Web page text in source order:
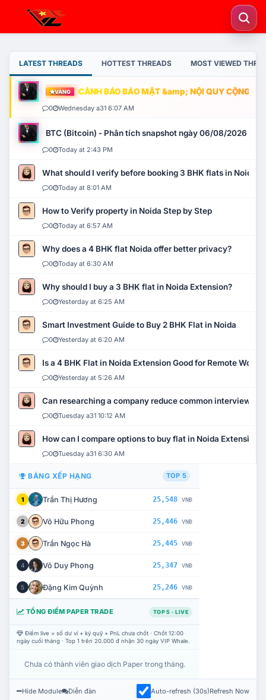
LATEST THREADS HOTTEST THREADS MOST VIEWED
VÀNG CẢNH BÁO BẢO MẬT &amp; NỘI QUY CỘNG
0 Wednesday a31 6:07 AM
BTC (Bitcoin) - Phân tích snapshot ngày 06/08/2026
0 Today at 2:43 PM
What should I verify before booking 3 BHK flats in Noida?
0 Today at 8:01 AM
How to Verify property in Noida Step by Step
0 Today at 6:57 AM
Why does a 4 BHK flat Noida offer better privacy?
0 Today at 6:30 AM
Why should I buy a 3 BHK flat in Noida Extension?
0 Yesterday at 6:25 AM
Smart Investment Guide to Buy 2 BHK Flat in Noida
0 Yesterday at 6:20 AM
Is a 4 BHK Flat in Noida Extension Good for Remote Work?
0 Yesterday at 5:26 AM
Can researching a company reduce common interview
0 Tuesday a31 10:12 AM
How can I compare options to buy flat in Noida Extension?
0 Tuesday a31 6:30 AM
BẢNG XẾP HẠNG TOP 5
1 Trần Thị Hương 25,548 VNĐ
2 Võ Hữu Phong 25,446 VNĐ
3 Trần Ngọc Hà 25,445 VNĐ
4 Võ Duy Phong 25,347 VNĐ
5 Đặng Kim Quỳnh 25,246 VNĐ
TỔNG ĐIỂM PAPER TRADE TOP 5 · LIVE
Điểm live = số dư ví + ký quỹ + PnL chưa chốt · Chốt 12:00
ngày cuối tháng · Top 1 trên 20.000 đ nhận 30 ngày VIP Whale.
Chưa có thành viên giao dịch Paper trong tháng.
Hide Module Diễn đàn Auto-refresh (30s)Refresh Now